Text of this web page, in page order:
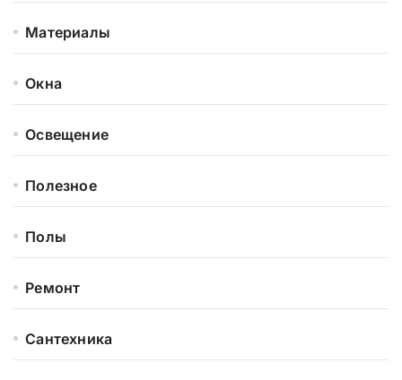
Материалы
Окна
Освещение
Полезное
Полы
Ремонт
Сантехника